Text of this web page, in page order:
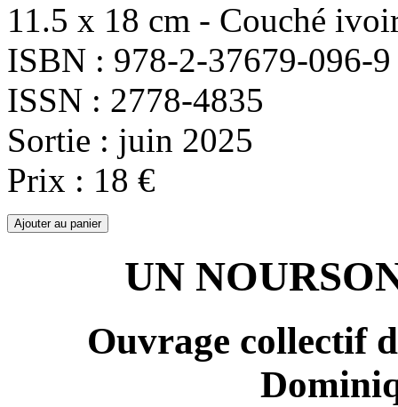
11.5 x 18 cm - Couché
ISBN : 978-2-37679-096-9
ISSN : 2778-4835
Sortie : juin 2025
Prix : 18 €
UN
Ouvrage collectif